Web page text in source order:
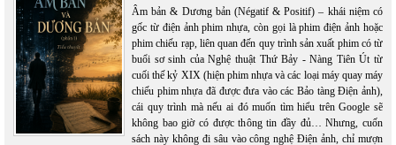
Âm bản & Dương bản (Négatif & Positif) – khái niệm có
gốc từ điện ảnh phim nhựa, còn gọi là phim điện ảnh hoặc
phim chiếu rạp, liên quan đến quy trình sản xuất phim có từ
buổi sơ sinh của Nghệ thuật Thứ Bảy - Nàng Tiên Út từ
cuối thế kỷ XIX (hiện phim nhựa và các loại máy quay máy
chiếu phim nhựa đã được đưa vào các Bảo tàng Điện ảnh),
cái quy trình mà nếu ai đó muốn tìm hiểu trên Google sẽ
không bao giờ có được thông tin đầy đủ… Nhưng, cuốn
sách này không đi sâu vào công nghệ Điện ảnh, chỉ mượn